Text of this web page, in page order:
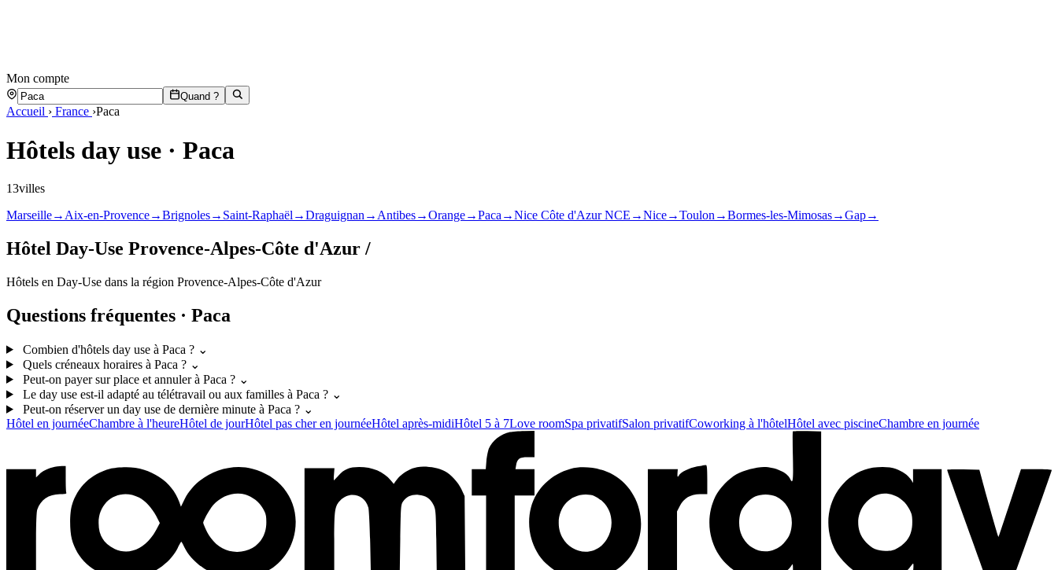
Mon compte
Quand ?
Accueil › France ›Paca
Hôtels day use · Paca
13villes
Marseille→ Aix-en-Provence→Brignoles→ Saint-Raphaël →Draguignan → Antibes→Orange→Paca →Nice Côte d'Azur NCE →Nice→Toulon →Bormes-les-Mimosas→Gap→
Hôtel Day-Use Provence-Alpes-Côte d'Azur /
Hôtels en Day-Use dans la région Provence-Alpes-Côte d'Azur
Questions fréquentes · Paca
Combien d'hôtels day use à Paca ? ⌄
Quels créneaux horaires à Paca ? ⌄
Peut-on payer sur place et annuler à Paca ? ⌄
Le day use est-il adapté au télétravail ou aux familles à Paca ? ⌄
Peut-on réserver un day use de dernière minute à Paca ? ⌄
Hôtel en journéeChambre à l'heureHôtel de jourHôtel pas cher en journéeHôtel après-midiHôtel 5 à 7Love roomSpa privatifSalon privatifCoworking à l'hôtelHôtel avec piscineChambre en journée